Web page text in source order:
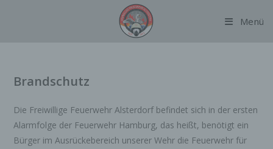
Menü
Brandschutz
Die Freiwillige Feuerwehr Alsterdorf befindet sich in der ersten
Alarmfolge der Feuerwehr Hamburg, das heißt, benötigt ein
Bürger im Ausrückebereich unserer Wehr die Feuerwehr für